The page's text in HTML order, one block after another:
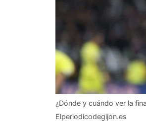
¿Dónde y cuándo ver la
Elperiodicodegijon.es